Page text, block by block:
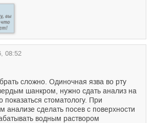
08:52
сложно. Одиночная язва во рту
шанкром, нужно сдать анализ на
показаться стоматологу. При
анализе сделать посев с поверхности
водным раствором